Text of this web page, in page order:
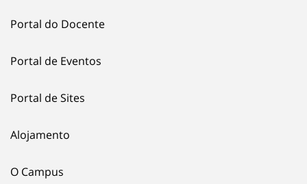
Portal do Docente
Portal de Eventos
Portal de Sites
Alojamento
O Campus